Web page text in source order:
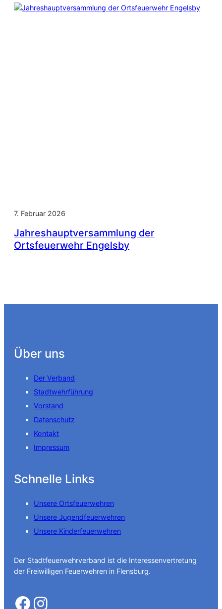
7. Februar 2026
Jahreshauptversammlung der
Ortsfeuerwehr Engelsby
Über uns
Der Verband
Stadtwehrführung
Vorstand
Datenschutz
Kontakt
Impressum
Schnelle Links
Unsere Ortsfeuerwehren
Unsere Jugendfeuerwehren
Unsere Kinderfeuerwehren
Der Stadtfeuerwehrverband ist die Interessenvertretung
der Freiwilligen Feuerwehren in Flensburg.
Facebook Instagram